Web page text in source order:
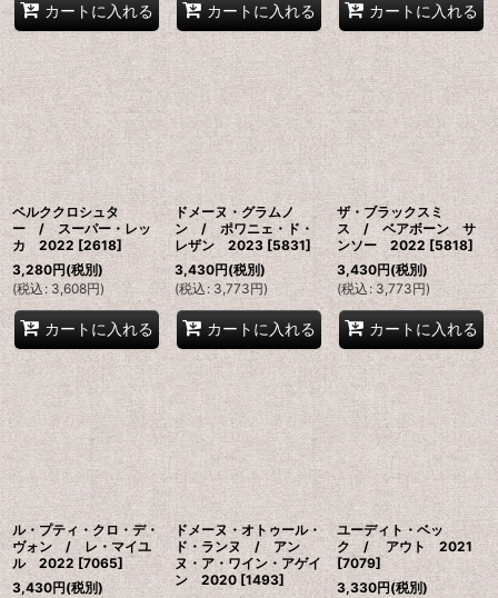
カートに入れる カートに入れる カートに入れる
ベルククロシュタ
ー / スーパー・レッ
カ 2022 [2618]
3,280円(税別)
(税込 : 3,608円)
カートに入れる
ドメーヌ・グラムノ
ン / ポワニェ・ド・
レザン 2023 [5831]
3,430円(税別)
(税込: 3,773円)
カートに入れる
ザ・ブラックスミ
ス / ベアボーン サ
ンソー 2022 [5818]
3,430円(税別)
(税込: 3,773円)
カートに入れる
ル・プティ・クロ・デ・
ヴォン / レ・マイユ
ル 2022 [7065]
3,430円(税別)
ドメーヌ・オトゥール・
ド・ランヌ / アン
ヌ・ア・ワイン・アゲイ
ン 2020 [1493]
ユーディト・ベッ
ク / アウト 2021
[7079]
3,330円(税別)